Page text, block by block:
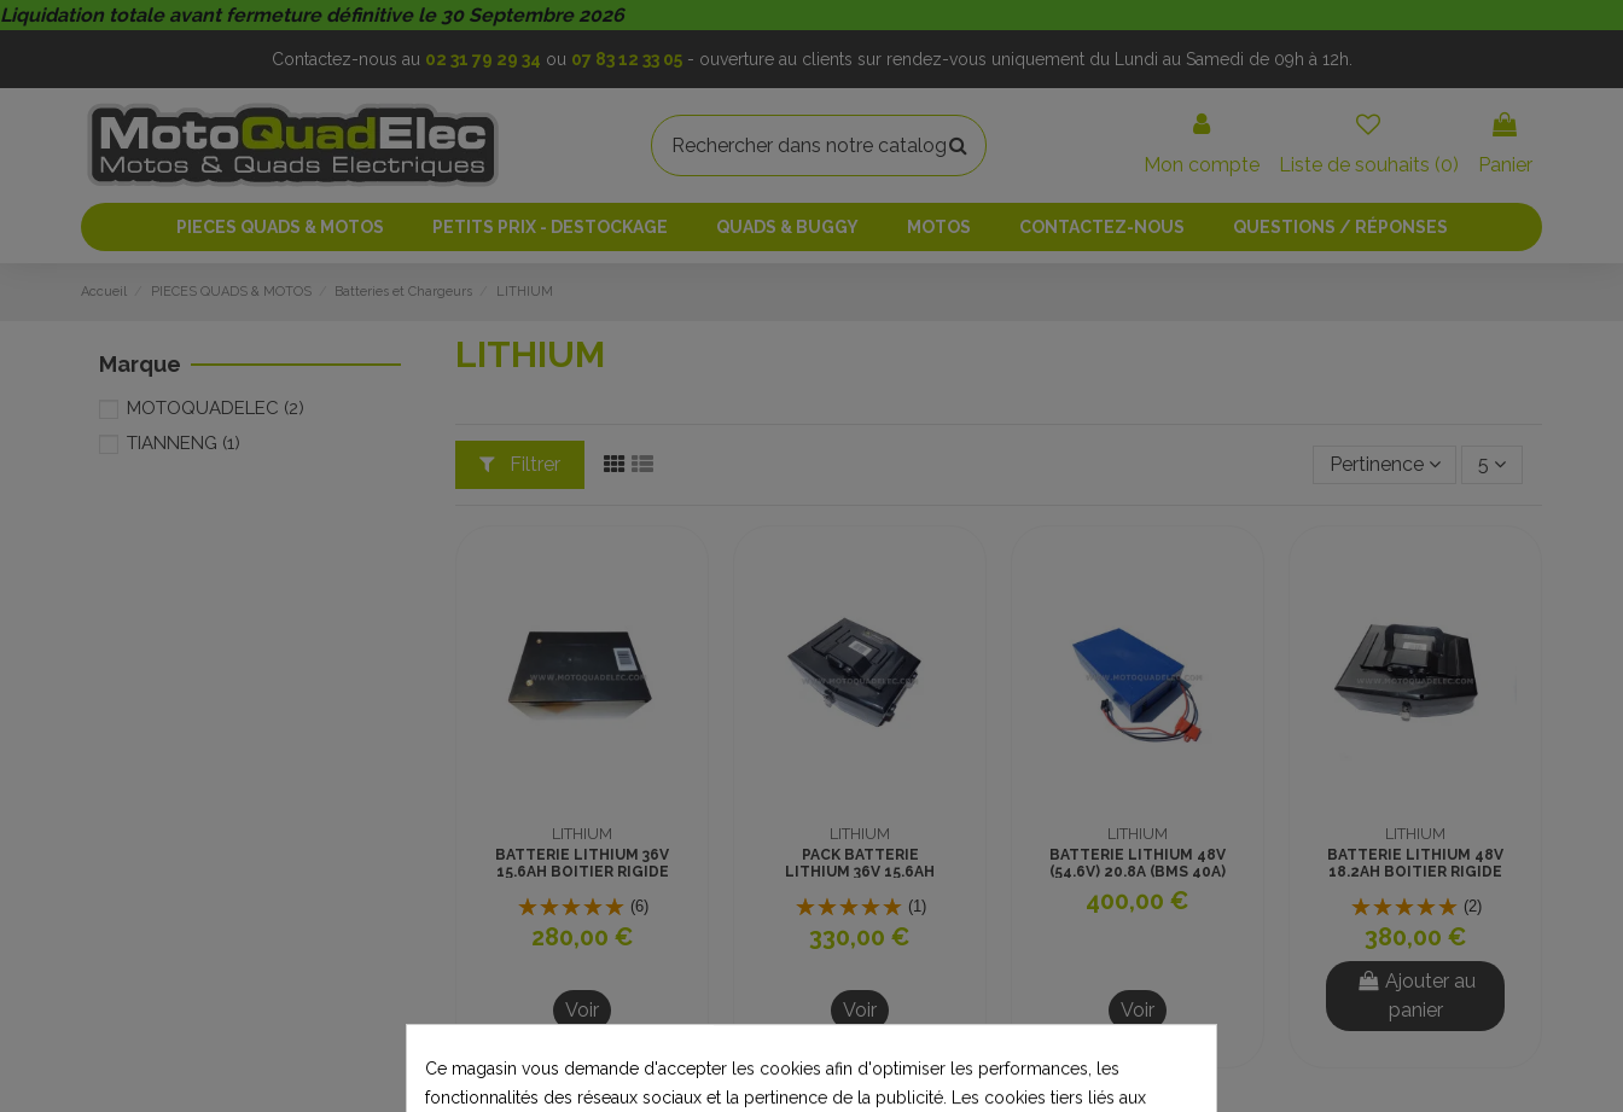
Liquidation totale avant fermeture définitive le 30 Septembre 2026
Contactez-nous au 02 31 79 29 34 ou 07 83 12 33 05- ouverture au clients sur rendez-vous uniquement du Lundi au Samedi de 09h à 12h.
Mon compte Liste de souhaits (0) Panier
PIECES QUADS & MOTOS PETITS PRIX - DESTOCKAGE QUADS & BUGGY MOTOS CONTACTEZ-NOUS QUESTIONS / RÉPONSES
Accueil PIECES QUADS & MOTOS Batteries et Chargeurs LITHIUM
LITHIUM
Filtrer Pertinence 5
LITHIUM
BATTERIE LITHIUM 36V
15.6AH BOITIER RIGIDE
(6)
280,00 €
Voir
LITHIUM
PACK BATTERIE
LITHIUM 36V 15.6AH
AUTONOME (1)
330,00 €
Voir
LITHIUM
BATTERIE LITHIUM 48V
(54.6V) 20.8A (BMS 40A)
400,00 €
Voir
LITHIUM
BATTERIE LITHIUM 48V
18.2AH BOITIER RIGIDE
(2)
380,00 €
Ajouter au
panier
Marque
MOTOQUADELEC (2)
TIANNENG (1)
Ce magasin vous demande d'accepter les cookies afin d'optimiser les performances, les
fonctionnalités des réseaux sociaux et la pertinence de la publicité. Les cookies tiers liés aux